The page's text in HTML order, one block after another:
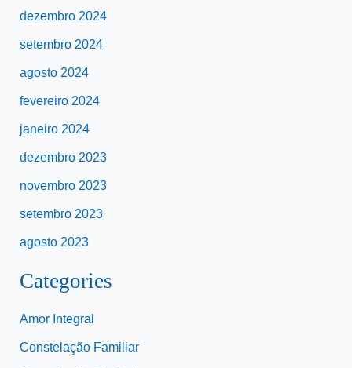
dezembro 2024
setembro 2024
agosto 2024
fevereiro 2024
janeiro 2024
dezembro 2023
novembro 2023
setembro 2023
agosto 2023
Categories
Amor Integral
Constelação Familiar